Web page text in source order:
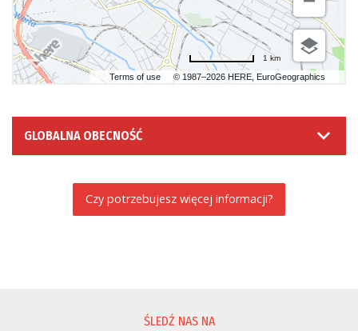
Terms of use © 1987–2026 HERE, EuroGeographics
1 km
GLOBALNA OBECNOŚĆ
Czy potrzebujesz więcej informacji?
ŚLEDŹ NAS NA